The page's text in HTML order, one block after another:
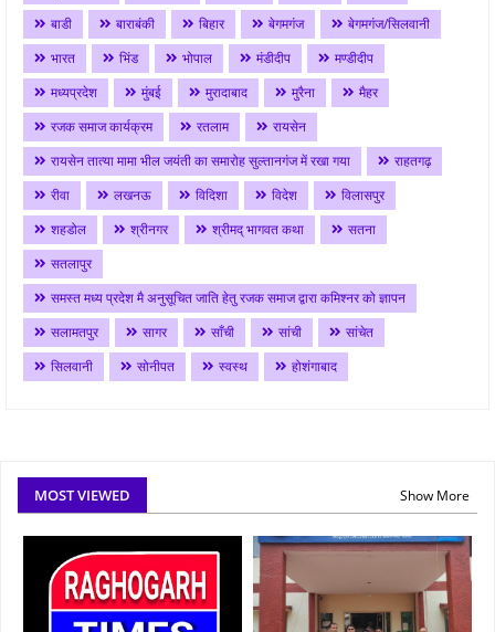
बाडी
बाराबंकी बिहार बेगमगंज
बेगमगंज/सिलवानी
भारत
भिंड भोपाल मंडीदीप
मण्डीदीप
मध्यप्रदेश
मुंबई मुरादाबाद मुरैना
मैहर
रजक समाज कार्यक्रम
रतलाम
रायसेन
रायसेन तात्या मामा भील जयंती का समारोह सुल्तानगंज में रखा गया
राहतगढ़
रीवा
लखनऊ विदिशा विदेश
विलासपुर
शहडोल
श्रीनगर श्रीमद् भागवत कथा
सतना
सतलापुर
समस्त मध्य प्रदेश मै अनुसूचित जाति हेतु रजक समाज द्वारा कमिश्नर को ज्ञापन
सलामतपुर
सागर साँची सांची
सांचेत
सिलवानी
सोनीपत स्वस्थ होशंगाबाद
MOST VIEWED Show More